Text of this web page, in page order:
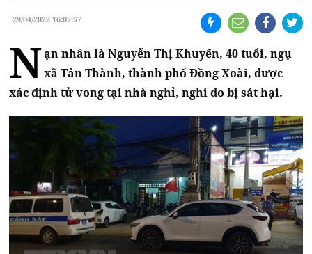
29/04/2022 16:07:57
Nạn nhân là Nguyễn Thị Khuyến, 40 tuổi, ngụ
xã Tân Thành, thành phố Đồng Xoài, được
xác định tử vong tại nhà nghỉ, nghi do bị sát hại.